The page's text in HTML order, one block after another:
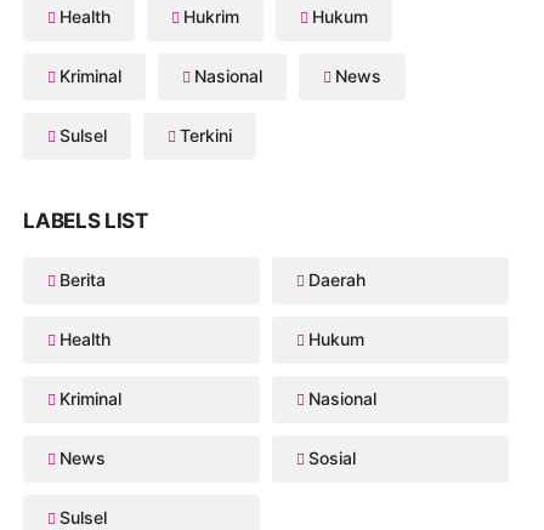
Health Hukrim Hukum
Kriminal Nasional News
Sulsel Terkini
LABELS LIST
Berita Daerah
Health Hukum
Kriminal Nasional
News Sosial
Sulsel